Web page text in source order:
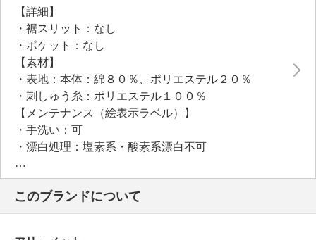
【詳細】
・裾スリット：なし
・ポケット：なし
【素材】
・表地：本体：綿８０％、ポリエステル２０％
・刺しゅう糸：ポリエステル１００％
【メンテナンス（絵表示ラベル）】
・手洗い：可
・漂白処理：塩素系・酸素系漂白不可
・タンブル乾燥：不可
・自然乾燥：日陰の吊り干し
・アイロン仕上げ：可（低温）
・ドライクリーニング：石油系ドライクリーニング可
このブランドについて